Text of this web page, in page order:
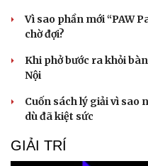
Vì sao phần mới “PAW
chờ đợi?
Khi phở bước ra khỏi
Nội
Cuốn sách lý giải vì
dù đã kiệt sức
GIẢI TRÍ